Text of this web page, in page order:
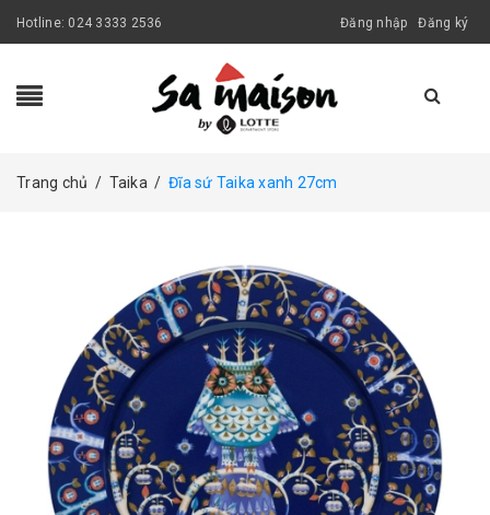
Hotline: 024 3333 2536 Đăng nhập Đăng ký
Trang chủ / Taika / Đĩa sứ Taika xanh 27cm